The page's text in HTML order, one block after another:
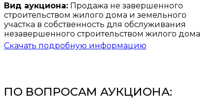
Вид аукциона: Продажа не завершенного
строительством жилого дома и земельного
участка в собственность для обслуживания
незавершенного строительством жилого дома
Скачать подробную информацию
ПО ВОПРОСАМ АУКЦИОНА: